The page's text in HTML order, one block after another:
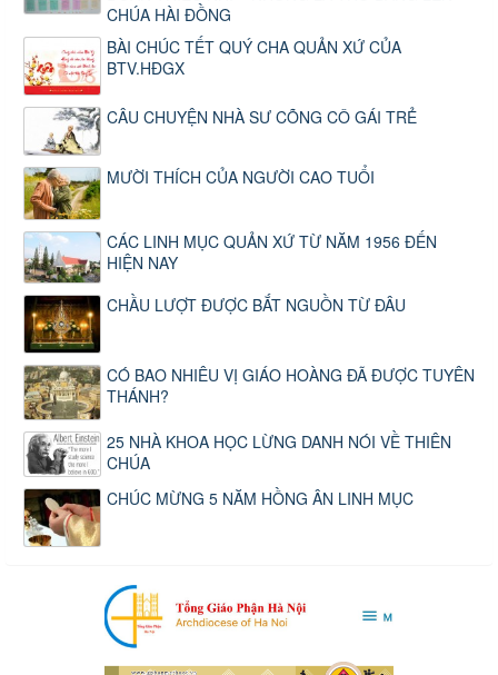
CHÚA HÀI ĐỒNG
BÀI CHÚC TẾT QUÝ CHA QUẢN XỨ CỦA
BTV.HĐGX
CÂU CHUYỆN NHÀ SƯ CÕNG CÔ GÁI TRẺ
MƯỜI THÍCH CỦA NGƯỜI CAO TUỔI
CÁC LINH MỤC QUẢN XỨ TỪ NĂM 1956 ĐẾN
HIỆN NAY
CHẦU LƯỢT ĐƯỢC BẮT NGUỒN TỪ ĐÂU
CÓ BAO NHIÊU VỊ GIÁO HOÀNG ĐÃ ĐƯỢC TUYÊN
THÁNH?
25 NHÀ KHOA HỌC LỪNG DANH NÓI VỀ THIÊN
CHÚA
CHÚC MỪNG 5 NĂM HỒNG ÂN LINH MỤC